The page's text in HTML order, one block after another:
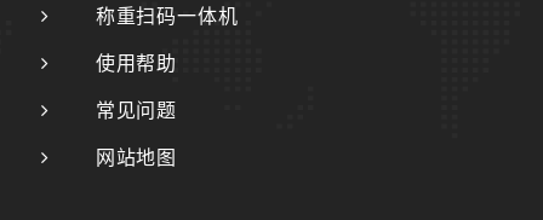
称重扫码一体机
使用帮助
常见问题
网站地图